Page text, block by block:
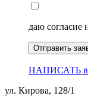
даю согласие
Отправить
НАПИСАТЬ в
ул. Кирова, 128/1